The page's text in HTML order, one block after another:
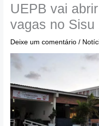
UEPB vai
vagas no Sisu
Deixe um comentário /